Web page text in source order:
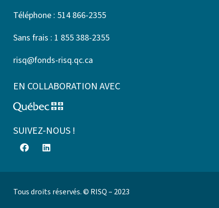
Téléphone : 514 866-2355
Sans frais : 1 855 388-2355
risq@fonds-risq.qc.ca
EN COLLABORATION AVEC
SUIVEZ-NOUS !
Tous droits réservés. © RISQ – 2023